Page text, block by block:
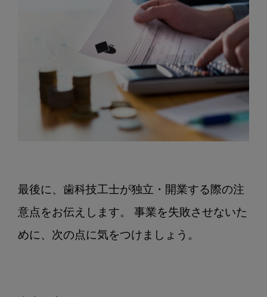
最後に、歯科技工士が独立・開業する際の注
意点をお伝えします。 事業を失敗させないた
めに、次の点に気をつけましょう。